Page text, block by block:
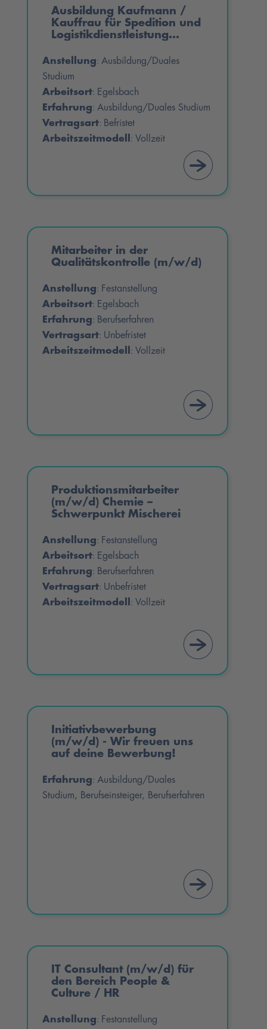
Ausbildung Kaufmann /
Kauffrau für Spedition und
Logistikdienstleistung
Anstellung: Ausbildung/Duales
Studium
Arbeitsort: Egelsbach
Erfahrung: Ausbildung/Duales Studium
Vertragsart: Befristet
Arbeitszeitmodell
: Vollzeit
Mitarbeiter in der
Qualitätskontrolle (m/w/d)
Anstellung: Festanstellung
Arbeitsort: Egelsbach
Erfahrung: Berufserfahren
Vertragsart: Unbefristet
Arbeitszeitmodell
: Vollzeit
Produktionsmitarbeiter
(m/w/d) Chemie –
Schwerpunkt Mischerei
Anstellung: Festanstellung
Arbeitsort: Egelsbach
Erfahrung: Berufserfahren
Vertragsart: Unbefristet
Arbeitszeitmodell
: Vollzeit
Initiativbewerbung
(m/w/d) - Wir freuen uns
auf deine Bewerbung!
Erfahrung: Ausbildung/Duales
Studium, Berufseinsteiger, Berufserfahren
IT Consultant (m/w/d) für
den Bereich People &
Culture / HR
Anstellung: Festanstellung